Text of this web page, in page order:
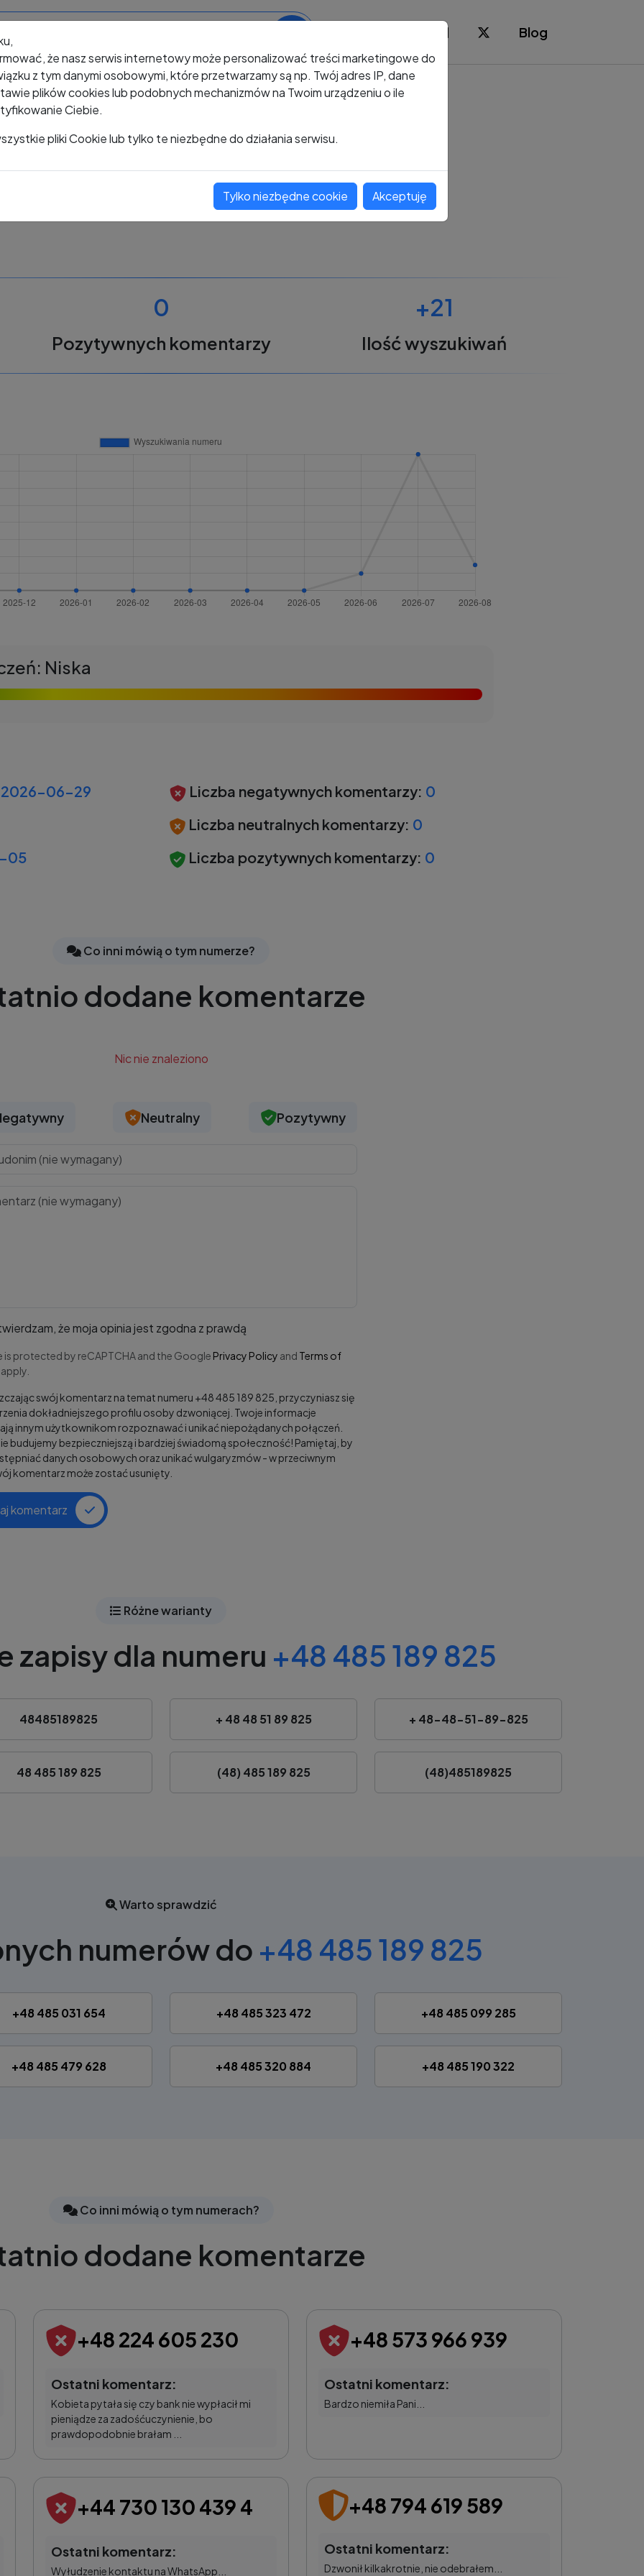
Blog
+48 485 189 825
Oceń ten numer
0
Pozytywnych komentarzy
+21
Ilość wyszukiwań
Niska
2026-06-29
05
Liczba negatywnych komentarzy: 0
Liczba neutralnych komentarzy: 0
Liczba pozytywnych komentarzy: 0
Co inni mówią o tym numerze?
dodane komentarze
Nic nie znaleziono
Neutralny Pozytywny
że moja opinia jest zgodna z prawdą
is protected by reCAPTCHA and the Google Privacy Policy and Terms of
apply.
swój komentarz na temat numeru +48 485 189 825, przyczyniasz się
dokładniejszego profilu osoby dzwoniącej. Twoje informacje
innym użytkownikom rozpoznawać i unikać niepożądanych połączeń.
budujemy bezpieczniejszą i bardziej świadomą społeczność! Pamiętaj, by
danych osobowych oraz unikać wulgaryzmów - w przeciwnym
komentarz może zostać usunięty.
komentarz
Różne warianty
zapisy dla numeru +48 485 189 825
48485189825 + 48 48 51 89 825 + 48-48-51-89-825
48 485 189 825 (48) 485 189 825 (48)485189825
Warto sprawdzić
numerów do +48 485 189 825
+48 485 031 654 +48 485 323 472 +48 485 099 285
+48 485 479 628 +48 485 320 884 +48 485 190 322
Co inni mówią o tym numerach?
dodane komentarze
+48 224 605 230
Ostatni komentarz:
Kobieta pytała się czy bank nie wypłacił mi
pieniądze za zadośćuczynienie, bo
prawdopodobnie brałam ...
+48 573 966 939
Ostatni komentarz:
Bardzo niemiła Pani...
+44 730 130 439 4
Ostatni komentarz:
Wyłudzenie kontaktu na WhatsApp...
+48 794 619 589
Ostatni komentarz:
Dzwonił kilkakrotnie, nie odebrałem...
że nasz serwis internetowy może personalizować treści marketingowe do
z tym danymi osobowymi, które przetwarzamy są np. Twój adres IP, dane
plików cookies lub podobnych mechanizmów na Twoim urządzeniu o ile
Ciebie.
pliki Cookie lub tylko te niezbędne do działania serwisu.
Tylko niezbędne cookie Akceptuję